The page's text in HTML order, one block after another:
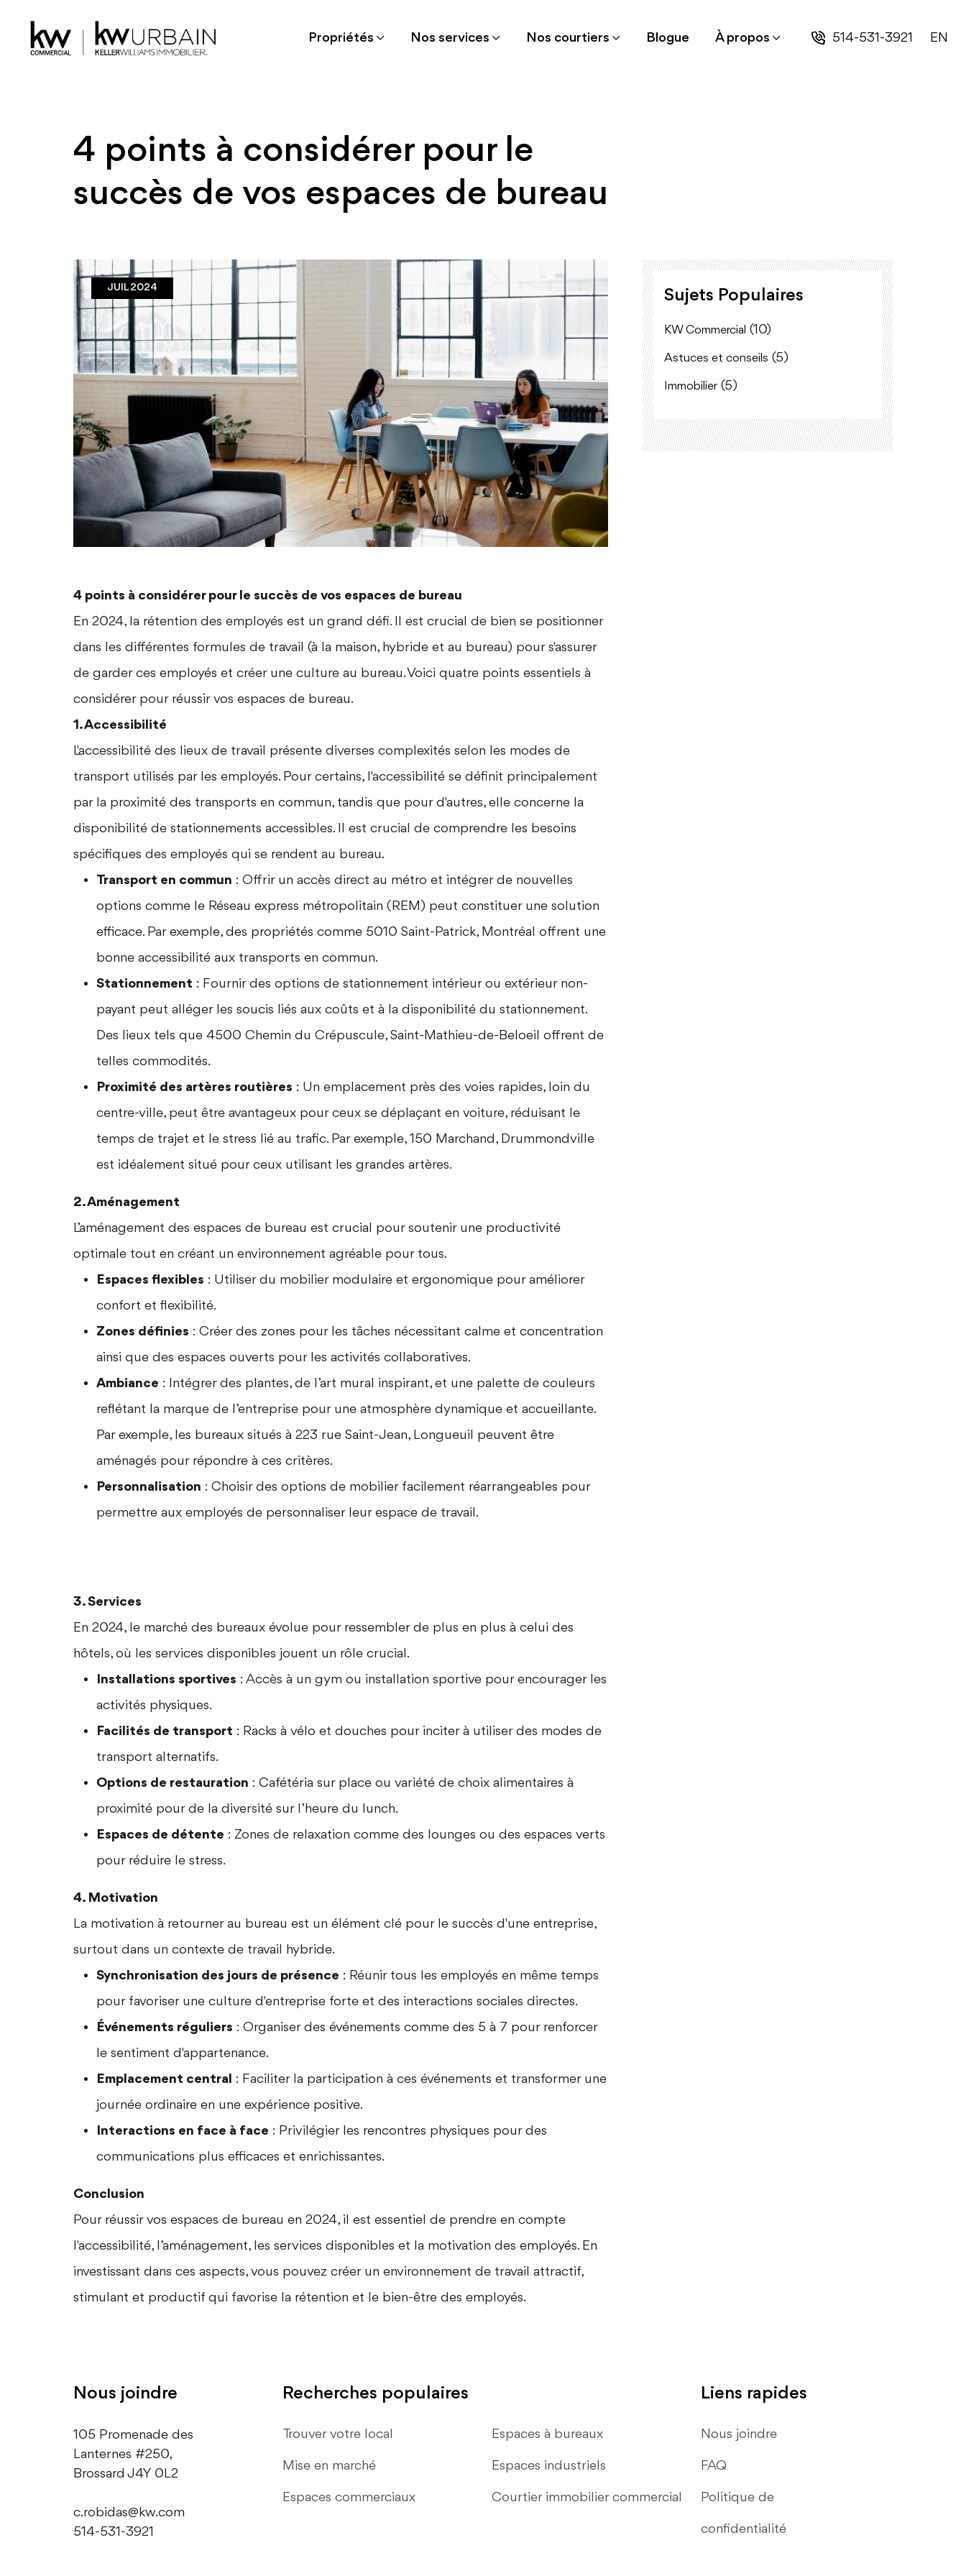
514-531-3921 EN
Propriétés Nos services Nos courtiers Blogue À propos
4 points à considérer pour le
succès de vos espaces de bureau
JUIL 2024
4 points à considérer pour le succès de vos espaces de bureau
En 2024, la rétention des employés est un grand défi. Il est crucial de bien se positionner
dans les différentes formules de travail (à la maison, hybride et au bureau) pour s'assurer
de garder ces employés et créer une culture au bureau. Voici quatre points essentiels à
considérer pour réussir vos espaces de bureau.
1. Accessibilité
L'accessibilité des lieux de travail présente diverses complexités selon les modes de
transport utilisés par les employés. Pour certains, l'accessibilité se définit principalement
par la proximité des transports en commun, tandis que pour d'autres, elle concerne la
disponibilité de stationnements accessibles. Il est crucial de comprendre les besoins
spécifiques des employés qui se rendent au bureau.
Transport en commun : Offrir un accès direct au métro et intégrer de nouvelles
options comme le Réseau express métropolitain (REM) peut constituer une solution
efficace. Par exemple, des propriétés comme 5010 Saint-Patrick, Montréal offrent une
bonne accessibilité aux transports en commun.
Stationnement : Fournir des options de stationnement intérieur ou extérieur non-
payant peut alléger les soucis liés aux coûts et à la disponibilité du stationnement.
Des lieux tels que 4500 Chemin du Crépuscule, Saint-Mathieu-de-Beloeil offrent de
telles commodités.
Proximité des artères routières : Un emplacement près des voies rapides, loin du
centre-ville, peut être avantageux pour ceux se déplaçant en voiture, réduisant le
temps de trajet et le stress lié au trafic. Par exemple, 150 Marchand, Drummondville
est idéalement situé pour ceux utilisant les grandes artères.
2. Aménagement
L’aménagement des espaces de bureau est crucial pour soutenir une productivité
optimale tout en créant un environnement agréable pour tous.
Espaces flexibles : Utiliser du mobilier modulaire et ergonomique pour améliorer
confort et flexibilité.
Zones définies : Créer des zones pour les tâches nécessitant calme et concentration
ainsi que des espaces ouverts pour les activités collaboratives.
Ambiance : Intégrer des plantes, de l’art mural inspirant, et une palette de couleurs
reflétant la marque de l’entreprise pour une atmosphère dynamique et accueillante.
Par exemple, les bureaux situés à 223 rue Saint-Jean, Longueuil peuvent être
aménagés pour répondre à ces critères.
Personnalisation : Choisir des options de mobilier facilement réarrangeables pour
permettre aux employés de personnaliser leur espace de travail.
3. Services
En 2024, le marché des bureaux évolue pour ressembler de plus en plus à celui des
hôtels, où les services disponibles jouent un rôle crucial.
Installations sportives : Accès à un gym ou installation sportive pour encourager les
activités physiques.
Facilités de transport : Racks à vélo et douches pour inciter à utiliser des modes de
transport alternatifs.
Options de restauration : Cafétéria sur place ou variété de choix alimentaires à
proximité pour de la diversité sur l’heure du lunch.
Espaces de détente : Zones de relaxation comme des lounges ou des espaces verts
pour réduire le stress.
4. Motivation
La motivation à retourner au bureau est un élément clé pour le succès d'une entreprise,
surtout dans un contexte de travail hybride.
Synchronisation des jours de présence : Réunir tous les employés en même temps
pour favoriser une culture d'entreprise forte et des interactions sociales directes.
Événements réguliers : Organiser des événements comme des 5 à 7 pour renforcer
le sentiment d'appartenance.
Emplacement central : Faciliter la participation à ces événements et transformer une
journée ordinaire en une expérience positive.
Interactions en face à face : Privilégier les rencontres physiques pour des
communications plus efficaces et enrichissantes.
Conclusion
Pour réussir vos espaces de bureau en 2024, il est essentiel de prendre en compte
l'accessibilité, l’aménagement, les services disponibles et la motivation des employés. En
investissant dans ces aspects, vous pouvez créer un environnement de travail attractif,
stimulant et productif qui favorise la rétention et le bien-être des employés.
Sujets Populaires
KW Commercial (10)
Astuces et conseils (5)
Immobilier (5)
Nous joindre
105 Promenade des
Lanternes #250,
​Brossard J4Y 0L2
c.robidas@kw.com
514-531-3921
Recherches populaires
Trouver votre local
Mise en marché
Espaces commerciaux
Espaces à bureaux
Espaces industriels
Courtier immobilier commercial
Liens rapides
Nous joindre
FAQ
Politique de
confidentialité